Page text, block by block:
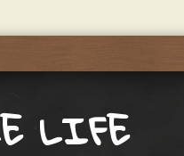
LIFE